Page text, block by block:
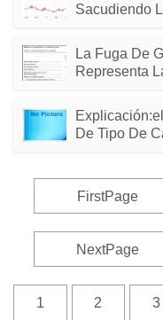
Sacudiendo
La Fuga De
Representa
De Tipo De
FirstPage
NextPage
1 2 3